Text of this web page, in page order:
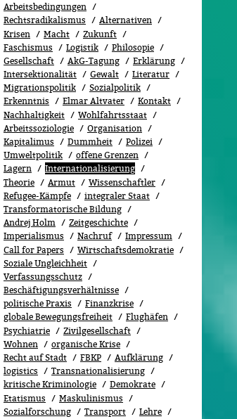
Arbeitsbedingungen
Rechtsradikalismus
Alternativen
Krisen
Macht
Zukunft
Faschismus
Logistik
Philosopie
Gesellschaft
AkG-Tagung
Erklärung
Intersektionalität
Gewalt
Literatur
Migrationspolitik
Sozi­al­po­li­tik
Erkenntnis
Elmar Altvater
Kontakt
Nachhaltigkeit
Wohlfahrtsstaat
Arbeitssoziologie
Organisation
Kapitalimus
Dummheit
Polizei
Umweltpolitik
offene Grenzen
Lagern
Internationalisierung
Theorie
Armut
Wissenschaftler
Refugee-Kämpfe
integraler Staat
Transformatorische Bildung
Andrej Holm
Zeitgeschichte
Imperialismus
Nachruf
Impressum
Call for Papers
Wirtschaftsdemokratie
Soziale Ungleichheit
Verfassungsschutz
Beschäftigungsverhältnisse
politische Praxis
Finanzkrise
globale Bewegungsfreiheit
Flughäfen
Psychiatrie
Zivilgesellschaft
Wohnen
organische Krise
Recht auf Stadt
FBKP
Aufklärung
logistics
Transnationalisierung
kritische Kriminologie
Demokrate
Etatismus
Maskulinismus
Sozialforschung
Transport
Lehre